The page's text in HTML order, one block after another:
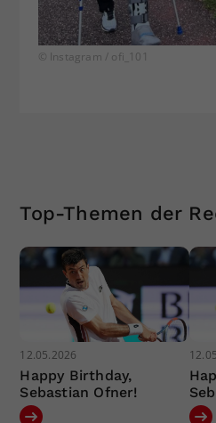
© Instagram / ofi_101
Top-Themen der
12.05.2026
Happy Birthday,
Sebastian Ofner!